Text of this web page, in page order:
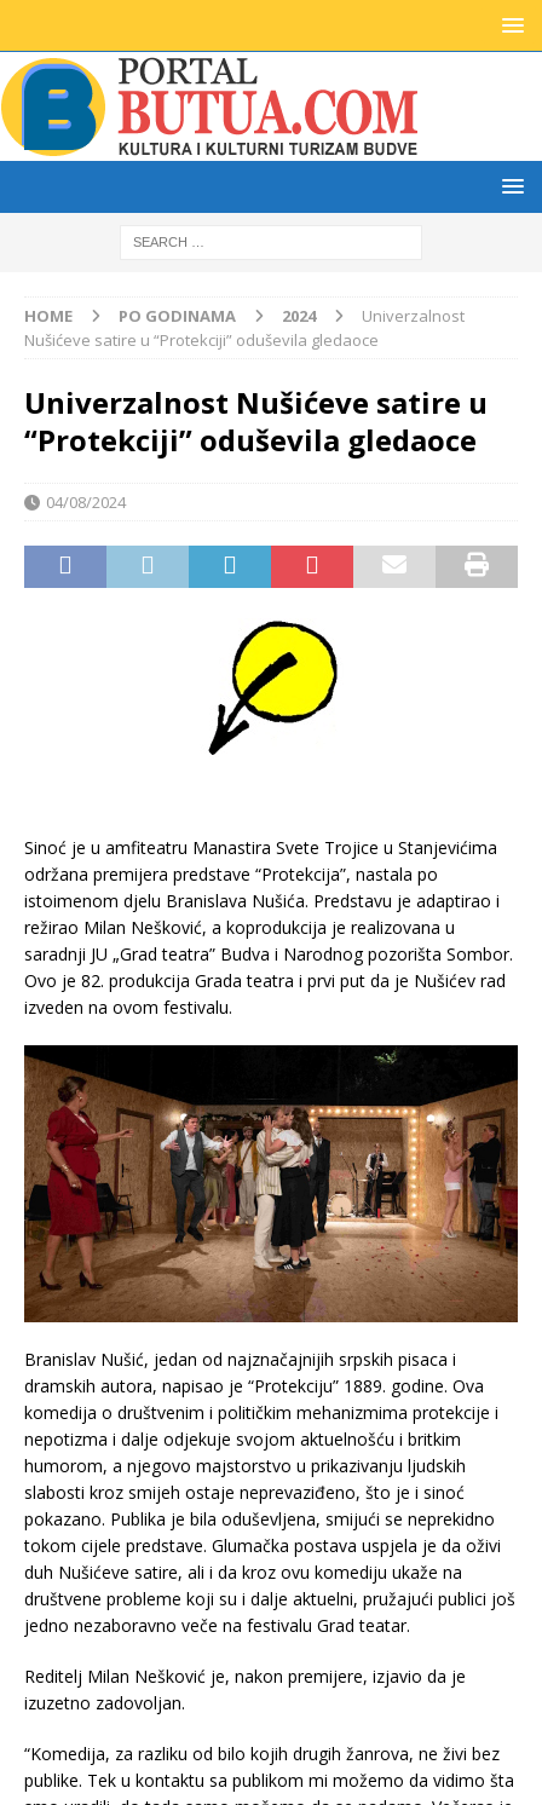
HOME PO GODINAMA 2024
Univerzalnost
Nušićeve satire u “Protekciji” oduševila gledaoce
Univerzalnost Nušićeve satire u
“Protekciji” oduševila gledaoce
04/08/2024
Sinoć je u amfiteatru Manastira Svete Trojice u Stanjevićima
održana premijera predstave “Protekcija”, nastala po
istoimenom djelu Branislava Nušića. Predstavu je adaptirao i
režirao Milan Nešković, a koprodukcija je realizovana u
saradnji JU „Grad teatra” Budva i Narodnog pozorišta Sombor.
Ovo je 82. produkcija Grada teatra i prvi put da je Nušićev rad
izveden na ovom festivalu.
Branislav Nušić, jedan od najznačajnijih srpskih pisaca i
dramskih autora, napisao je “Protekciju” 1889. godine. Ova
komedija o društvenim i političkim mehanizmima protekcije i
nepotizma i dalje odjekuje svojom aktuelnošću i britkim
humorom, a njegovo majstorstvo u prikazivanju ljudskih
slabosti kroz smijeh ostaje neprevaziđeno, što je i sinoć
pokazano. Publika je bila oduševljena, smijući se neprekidno
tokom cijele predstave. Glumačka postava uspjela je da oživi
duh Nušićeve satire, ali i da kroz ovu komediju ukaže na
društvene probleme koji su i dalje aktuelni, pružajući publici još
jedno nezaboravno veče na festivalu Grad teatar.
Reditelj Milan Nešković je, nakon premijere, izjavio da je
izuzetno zadovoljan.
“Komedija, za razliku od bilo kojih drugih žanrova, ne živi bez
publike. Tek u kontaktu sa publikom mi možemo da vidimo šta